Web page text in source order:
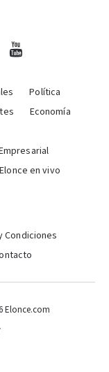
Política
Economía
Elonce en vivo
Condiciones
Elonce.com